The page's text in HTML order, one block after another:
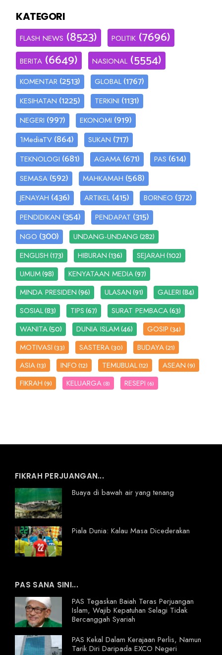
KATEGORI
FLASH NEWS (8523) POLITIK (7696)
BERITA (6649) NASIONAL (5554)
KOMENTAR (2513) GLOBAL (1767)
KESIHATAN (1225) TERKINI (1131)
NEGERI (997) EKONOMI (919)
1MediaTV (864) SUKAN (717)
TEKNOLOGI (681) AGAMA (671) PAS (614)
SEMASA (592) MAHKAMAH (568)
JENAYAH (436) ARTIKEL (415) BORNEO (372)
PENDIDIKAN (354) PENDAPAT (315)
NGO (300) UNDANG-UNDANG(282)
ENGLISH(173) HIBURAN(136) SEJARAH(102)
UMUM(98) KENYATAAN MEDIA(97)
MINDA PRESIDEN(96) ULASAN(91) GALERI(84)
SOSIAL(83) TIPS(67) SURAT PEMBACA(63)
WANITA(50) DUNIA ISLAM(46) GOSIP(34)
MOTIVASI(33) SASTERA(30) BUDAYA(21)
ASIA(13) INFO(12) TEMUBUAL(12) ASEAN(9)
FIKRAH(9) KELUARGA (8) RESEPI (6)
FIKRAH PERJUANGAN...
Buaya di bawah air yang tenang
Piala Dunia: Kalau Masa Dicederakan
PAS SANA SINI...
PAS Tegaskan Baiah Teras Perjuangan
Islam, Wajib Kepatuhan Selagi Tidak
Bercanggah Syariah
PAS Kekal Dalam Kerajaan Perlis, Namun
Tarik Diri Daripada EXCO Negeri